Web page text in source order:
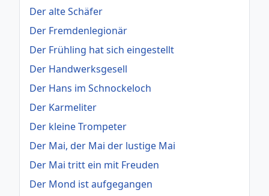
Der alte Schäfer
Der Fremdenlegionär
Der Frühling hat sich eingestellt
Der Handwerksgesell
Der Hans im Schnockeloch
Der Karmeliter
Der kleine Trompeter
Der Mai, der Mai der lustige Mai
Der Mai tritt ein mit Freuden
Der Mond ist aufgegangen